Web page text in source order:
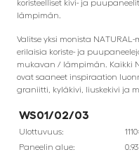
koristeelliset kivi- ja
lämpimän.
Valitse yksi monista
erilaisia koriste- ja
mukavan / lämpimän. Kaikki
ovat saaneet inspiraation
graniitti, kyläkivi, liuskekivi ja
WS01/02/03
Ulottuvuus:
Paneelin alue: